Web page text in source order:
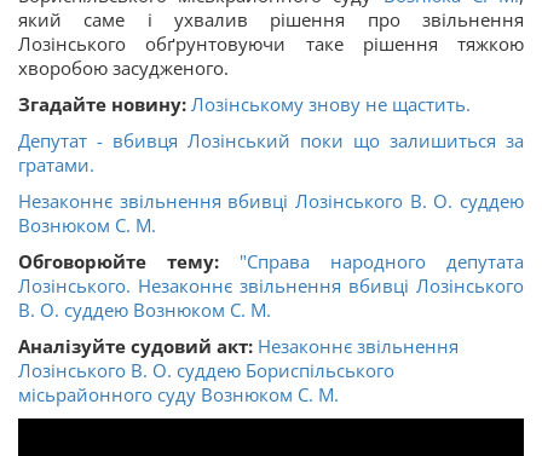
який саме і ухвалив рішення про звільнення
Лозінського обґрунтовуючи таке рішення тяжкою
хворобою засудженого.
Згадайте новину: Лозінському знову не щастить.
Депутат - вбивця Лозінський поки що залишиться за
гратами.
Незаконнє звільнення вбивці Лозінського В. О. суддею
Вознюком С. М.
Обговорюйте тему:
"Справа народного депутата
Лозінського. Незаконнє звільнення вбивці Лозінського
В. О. суддею Вознюком С. М.
Аналізуйте судовий акт: Незаконнє звільнення
Лозінського В. О. суддею Бориспільського
місьрайонного суду Вознюком С. М.